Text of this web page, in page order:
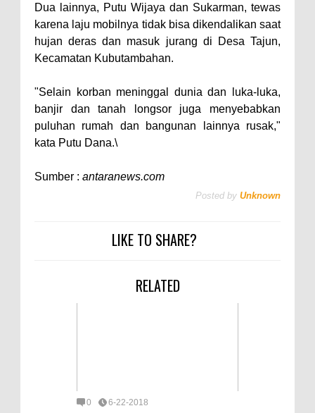
Dua lainnya, Putu Wijaya dan Sukarman, tewas
karena laju mobilnya tidak bisa dikendalikan saat
hujan deras dan masuk jurang di Desa Tajun,
Kecamatan Kubutambahan.
"Selain korban meninggal dunia dan luka-luka,
banjir dan tanah longsor juga menyebabkan
puluhan rumah dan bangunan lainnya rusak,"
kata Putu Dana.\
Sumber : antaranews.com
Posted by Unknown
LIKE TO SHARE?
RELATED
0 6-22-2018